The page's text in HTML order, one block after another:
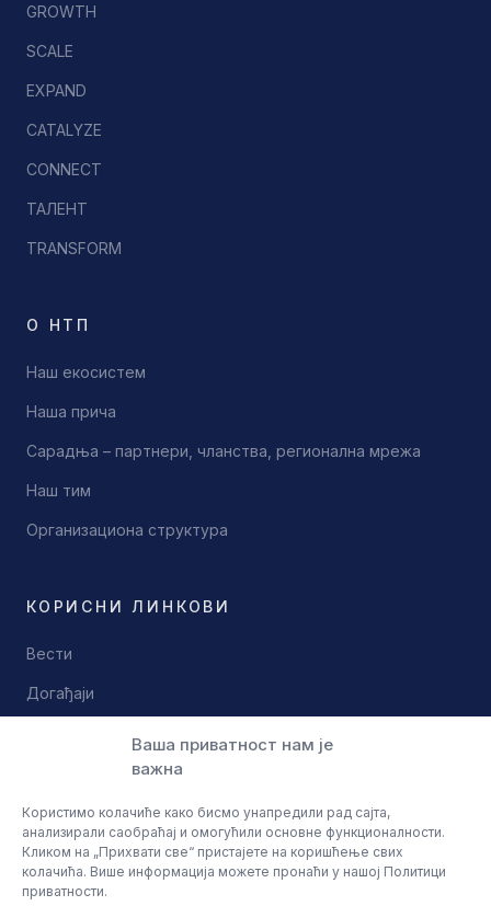
Ваша приватност нам је
важна
Користимо колачиће како бисмо унапредили рад сајта,
анализирали саобраћај и омогућили основне функционалности.
Кликом на „Прихвати све“ пристајете на коришћење свих
колачића. Више информација можете пронаћи у нашој Политици
приватности.
GROWTH
SCALE
EXPAND
CATALYZE
CONNECT
ТАЛЕНТ
TRANSFORM
О НТП
Наш екосистем
Наша прича
Сарадња – партнери, чланства, регионална мрежа
Наш тим
Организациона структура
КОРИСНИ ЛИНКОВИ
Вести
Догађаји